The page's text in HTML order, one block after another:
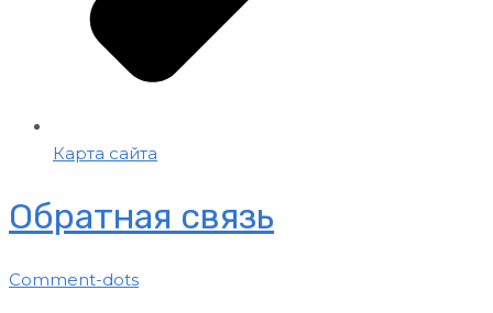
Карта сайта
Обратная связь
Comment-dots